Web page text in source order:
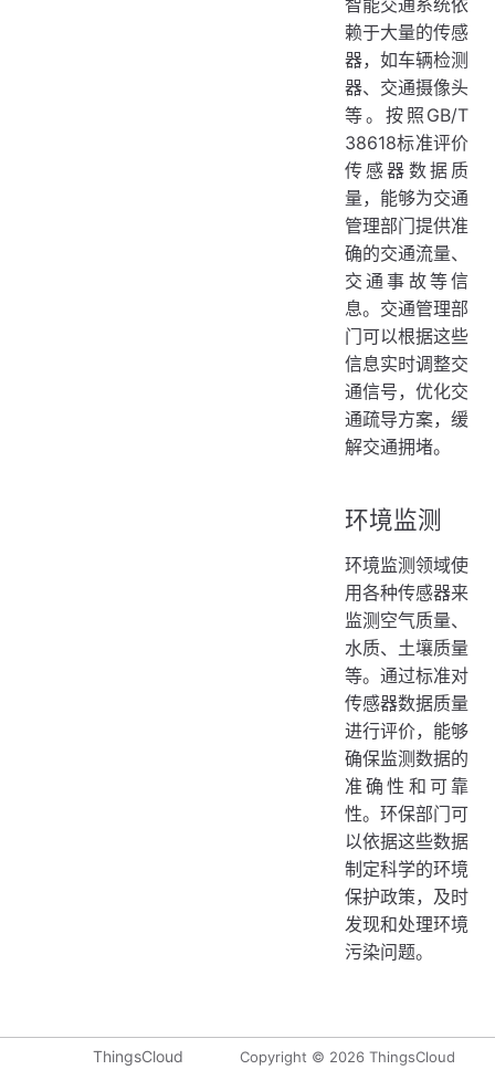
智能交通系统依
赖于大量的传感
器，如车辆检测
器、交通摄像头
等。按照GB/T
38618标准评价
传感器数据质
量，能够为交通
管理部门提供准
确的交通流量、
交通事故等信
息。交通管理部
门可以根据这些
信息实时调整交
通信号，优化交
通疏导方案，缓
解交通拥堵。
环境监测
环境监测领域使
用各种传感器来
监测空气质量、
水质、土壤质量
等。通过标准对
传感器数据质量
进行评价，能够
确保监测数据的
准确性和可靠
性。环保部门可
以依据这些数据
制定科学的环境
保护政策，及时
发现和处理环境
污染问题。
ThingsCloud Copyright © 2026 ThingsCloud